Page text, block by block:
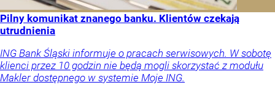
Pilny komunikat znanego banku. Klientów czekają
utrudnienia
ING Bank Śląski informuje o pracach serwisowych. W sobotę
klienci przez 10 godzin nie będą mogli skorzystać z modułu
Makler dostępnego w systemie Moje ING.